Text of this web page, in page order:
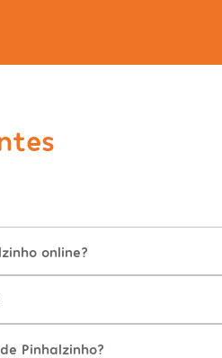
online?
Pinhalzinho?